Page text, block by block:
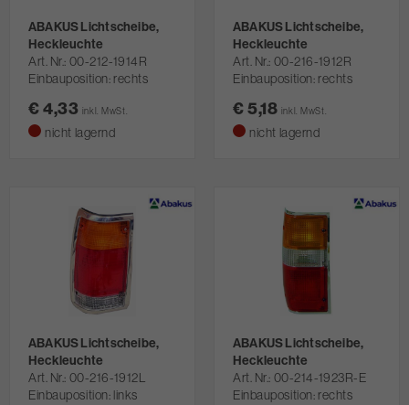
ABAKUS Lichtscheibe,
Heckleuchte
Art. Nr. 00-212-1914R
Einbauposition: rechts
€ 4,33 inkl. MwSt.
nicht lagernd
ABAKUS Lichtscheibe,
Heckleuchte
Art. Nr. 00-216-1912R
Einbauposition: rechts
€ 5,18 inkl. MwSt.
nicht lagernd
ABAKUS Lichtscheibe,
Heckleuchte
Art. Nr. 00-216-1912L
Einbauposition: links
ABAKUS Lichtscheibe,
Heckleuchte
Art. Nr. 00-214-1923R-E
Einbauposition: rechts